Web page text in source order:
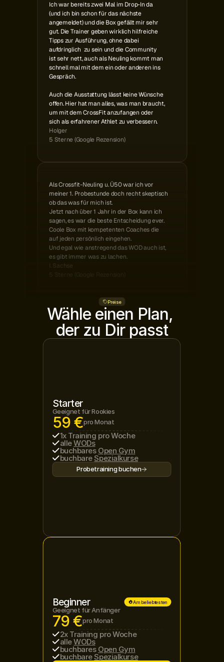
Preise
Wähle einen Plan,
der zu Dir passt
Starter
Geeignet für Rookies
59 €pro Monat
1x Training pro Woche
alle WODs
buchbares Open Gym
buchbare Spezialkurse
Probetraining buchen
Beginner Am beliebtesten
Geeignet für Anfänger
79 €pro Monat
2x Training pro Woche
alle WODs
buchbares Open Gym
buchbare Spezialkurse
Ich war bereits zwei Mal im Drop-In da
(und ich bin schon für das nächste
angemeldet) und die Box gefällt mir sehr
gut. Die Trainer geben wirklich hilfreiche
Tipps zur Ausführung, ohne dabei
aufdringlich  zu sein und die Community
ist sehr nett, auch als Neuling kommt man
schnell mal mit dem ein oder anderen ins
Gespräch.
Auch die Ausstattung lässt keine Wünsche
offen. Hier hat man alles, was man braucht,
um mit dem CrossFit anzufangen oder
sich als erfahrener Athlet zu verbessern.
Holger
5 Sterne (Google Rezension)
Als Crossfit-Neuling u. Ü50 war ich vor
meiner 1. Probestunde doch recht skeptisch
ob das was für mich ist.
Jetzt nach über 1 Jahr in der Box kann ich
sagen, es war die beste Entscheidung ever.
Coole Box mit kompetenten Coaches die
auf jeden persönlich eingehen.
Und egal wie anstregend das WOD auch ist,
es gibt immer was zu lachen.
I. Sachse